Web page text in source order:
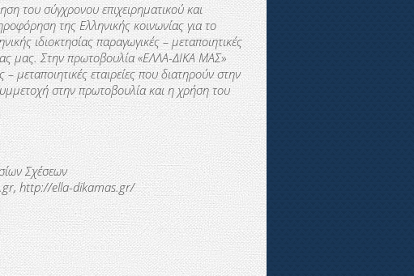
του σύγχρονου επιχειρηματικού και
της Ελληνικής κοινωνίας για το
ιδιοκτησίας παραγωγικές – μεταποιητικές
μας. Στην πρωτοβουλία «ΕΛΛΑ-∆ΙΚΑ ΜΑΣ»
μεταποιητικές εταιρείες που διατηρούν στην
στην πρωτοβουλία και η χρήση του
Σχέσεων
http://ella-dikamas.gr/